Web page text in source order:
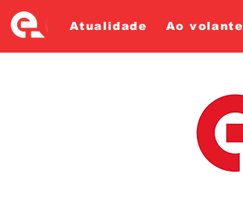
Atualidade Ao volante